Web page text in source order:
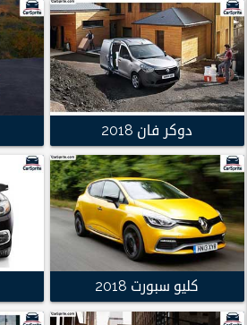
دوكر فان 2018
كليو سبورت 2018